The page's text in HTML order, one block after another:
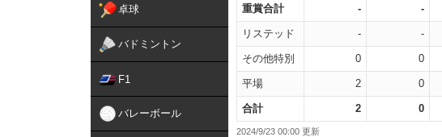
卓球
バドミントン
F1
バレーボール
重賞合計 - -
リステッド - -
その他特別 0 0
平場 2 0
合計 2 0
2024/9/23 00:00 更新